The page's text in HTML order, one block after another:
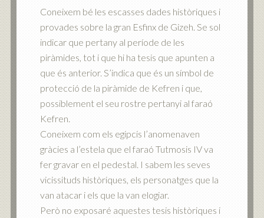
Coneixem bé les escasses dades històriques i
provades sobre la gran Esfinx de Gizeh. Se sol
indicar que pertany al període de les
piràmides, tot i que hi ha tesis que apunten a
que és anterior. S’indica que és un símbol de
protecció de la piràmide de Kefren i que,
possiblement el seu rostre pertanyi al faraó
Kefren.
Coneixem com els egipcis l’anomenaven
gràcies a l’estela que el faraó Tutmosis IV va
fer gravar en el pedestal. I sabem les seves
vicissituds històriques, els personatges que la
van atacar i els que la van elogiar.
Però no exposaré aquestes tesis històriques i